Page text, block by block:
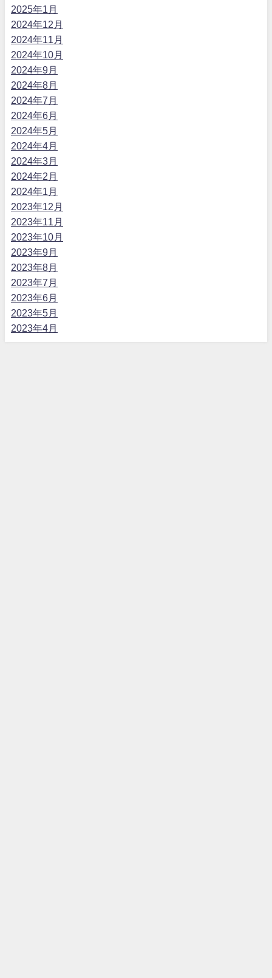
2025年1月
2024年12月
2024年11月
2024年10月
2024年9月
2024年8月
2024年7月
2024年6月
2024年5月
2024年4月
2024年3月
2024年2月
2024年1月
2023年12月
2023年11月
2023年10月
2023年9月
2023年8月
2023年7月
2023年6月
2023年5月
2023年4月